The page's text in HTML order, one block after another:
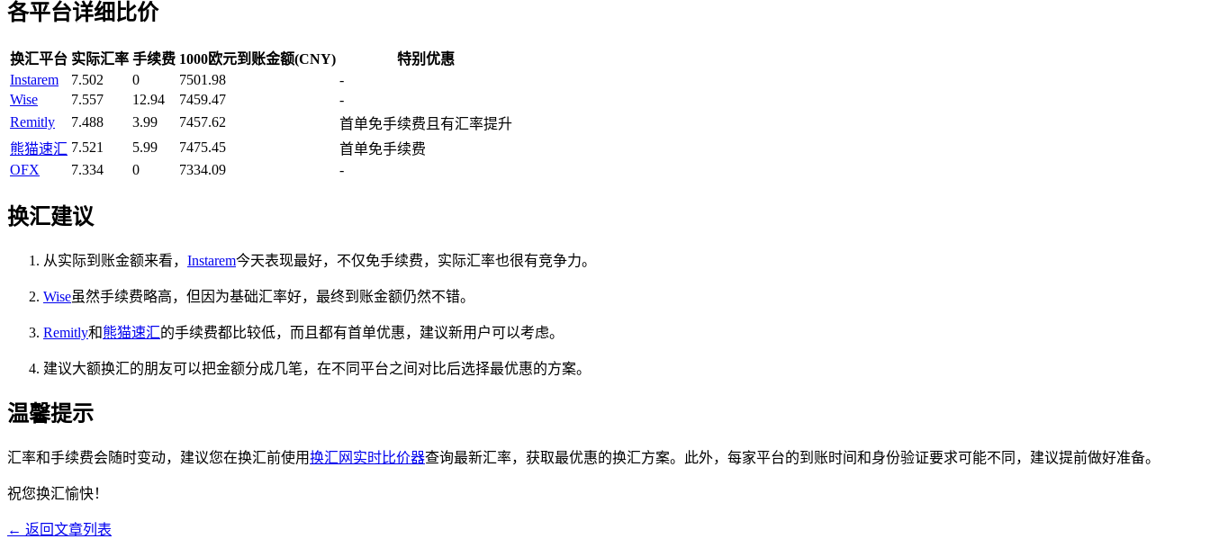
各平台详细比价
换汇平台 实际汇率 手续费 1000欧元到账金额(CNY)
特别优惠
Instarem
7.502 0 7501.98
-
Wise
7.557 12.94 7459.47
-
Remitly
7.488 3.99 7457.62
首单免手续费且有汇率提升
熊猫速汇 7.521 5.99 7475.45
首单免手续费
OFX
7.334 0 7334.09 -
换汇建议
从实际到账金额来看， Instarem今天表现最好，不仅免手续费，实际汇率也很有竞争力。
Wise虽然手续费略高，但因为基础汇率好，最终到账金额仍然不错。
Remitly和熊猫速汇的手续费都比较低，而且都有首单优惠，建议新用户可以考虑。
建议大额换汇的朋友可以把金额分成几笔，在不同平台之间对比后选择最优惠的方案。
温馨提示
汇率和手续费会随时变动，建议您在换汇前使用换汇网实时比价器查询最新汇率，获取最优惠的换汇方案。此外，每家平台的到账时间和身份验证要求可能不同，建议提前做好准备。
祝您换汇愉快！
← 返回文章列表